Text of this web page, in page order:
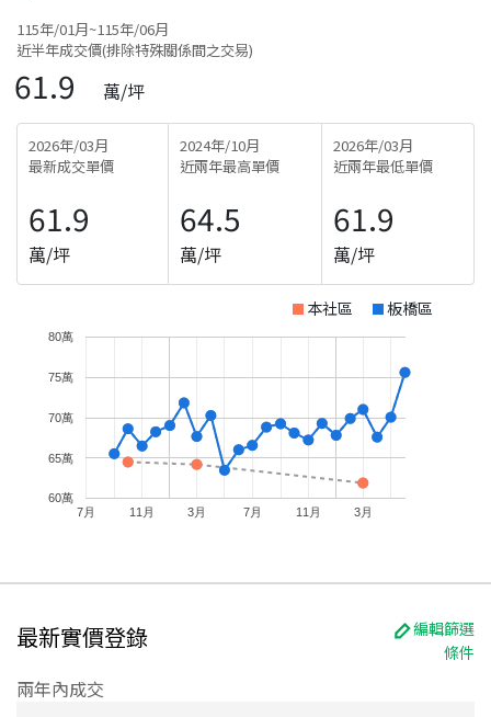
115年/01月~115年/06月
近半年成交價(排除特殊關係間之交易)
61.9 萬/坪
2026年/03月
最新成交單價
61.9
萬/坪
2024年/10月
近兩年最高單價
64.5
萬/坪
2026年/03月
近兩年最低單價
61.9
萬/坪
本社區 板橋區
7月 11月 3月 7月 11月 3月
60萬
65萬
70萬
75萬
80萬
最新實價登錄
編輯篩選
條件
兩年內成交